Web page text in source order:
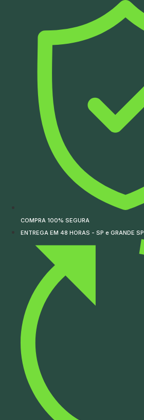
COMPRA 100% SEGURA
ENTREGA EM 48 HORAS - SP e GRANDE SP